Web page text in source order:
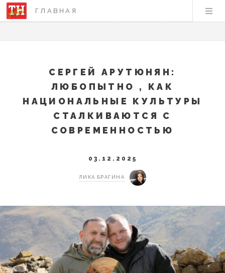
ГЛАВНАЯ
СЕРГЕЙ АРУТЮНЯН:
ЛЮБОПЫТНО , КАК
НАЦИОНАЛЬНЫЕ КУЛЬТУРЫ
СТАЛКИВАЮТСЯ С
СОВРЕМЕННОСТЬЮ
03.12.2025
ЛИКА БРАГИНА